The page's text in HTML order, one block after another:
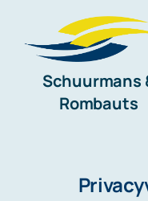
naar
Schuurmans
Rombauts